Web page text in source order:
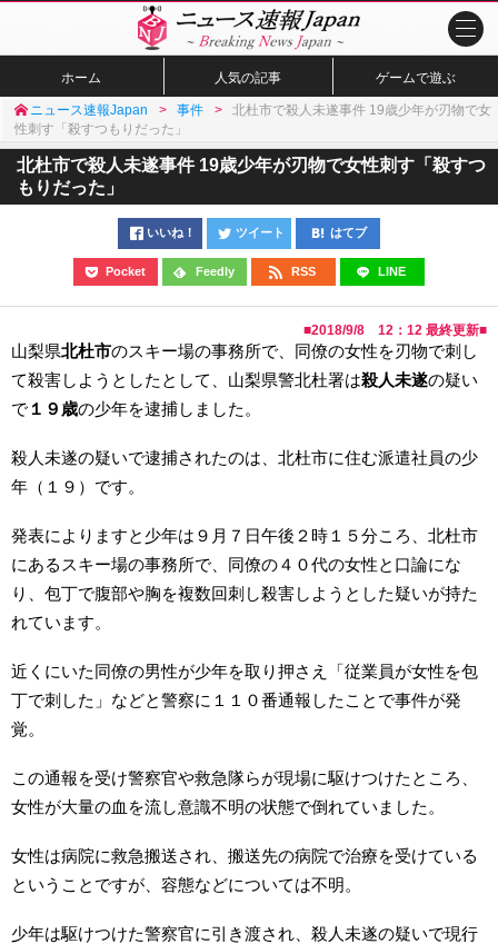
ホーム 人気の記事 ゲームで遊ぶ
ニュース速報Japan 事件
北杜市で殺人未遂事件 19歳少年が刃物で女
性刺す「殺すつもりだった」
北杜市で殺人未遂事件 19歳少年が刃物で女性刺す「殺すつ
もりだった」
いいね！ ツイート はてブ
Pocket Feedly RSS LINE
■2018/9/8 12：12 最終更新■
山梨県北杜市のスキー場の事務所で、同僚の女性を刃物で刺し
て殺害しようとしたとして、山梨県警北杜署は殺人未遂の疑い
で １９歳の少年を逮捕しました。
殺人未遂の疑いで逮捕されたのは、北杜市に住む派遣社員の少
年（１９）です。
発表によりますと少年は９月７日午後２時１５分ころ、北杜市
にあるスキー場の事務所で、同僚の４０代の女性と口論にな
り、包丁で腹部や胸を複数回刺し殺害しようとした疑いが持た
れています。
近くにいた同僚の男性が少年を取り押さえ「従業員が女性を包
丁で刺した」などと警察に１１０番通報したことで事件が発
覚。
この通報を受け警察官や救急隊らが現場に駆けつけたところ、
女性が大量の血を流し意識不明の状態で倒れていました。
女性は病院に救急搬送され、搬送先の病院で治療を受けている
ということですが、容態などについては不明。
少年は駆けつけた警察官に引き渡され、殺人未遂の疑いで現行